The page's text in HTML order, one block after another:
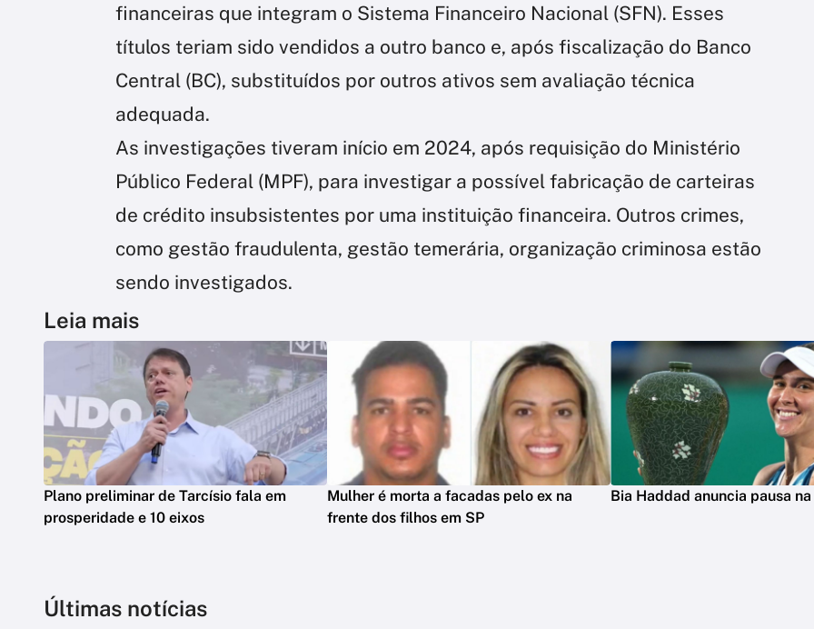
financeiras que integram o Sistema Financeiro Nacional (SFN). Esses
títulos teriam sido vendidos a outro banco e, após fiscalização do Banco
Central (BC), substituídos por outros ativos sem avaliação técnica
adequada.
As investigações tiveram início em 2024, após requisição do Ministério
Público Federal (MPF), para investigar a possível fabricação de carteiras
de crédito insubsistentes por uma instituição financeira. Outros crimes,
como gestão fraudulenta, gestão temerária, organização criminosa estão
sendo investigados.
Leia mais
Plano preliminar de Tarcísio fala em
prosperidade e 10 eixos
Mulher é morta a facadas pelo ex na
frente dos filhos em SP
Bia Haddad anuncia pausa
Últimas notícias